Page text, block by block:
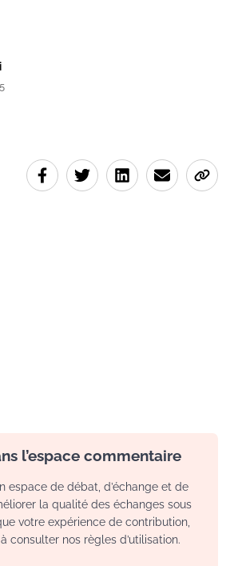
l’espace commentaire
espace de débat, d’échange et de
la qualité des échanges sous
votre expérience de contribution,
consulter nos règles d’utilisation.